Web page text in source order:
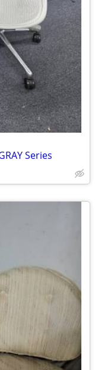
Series